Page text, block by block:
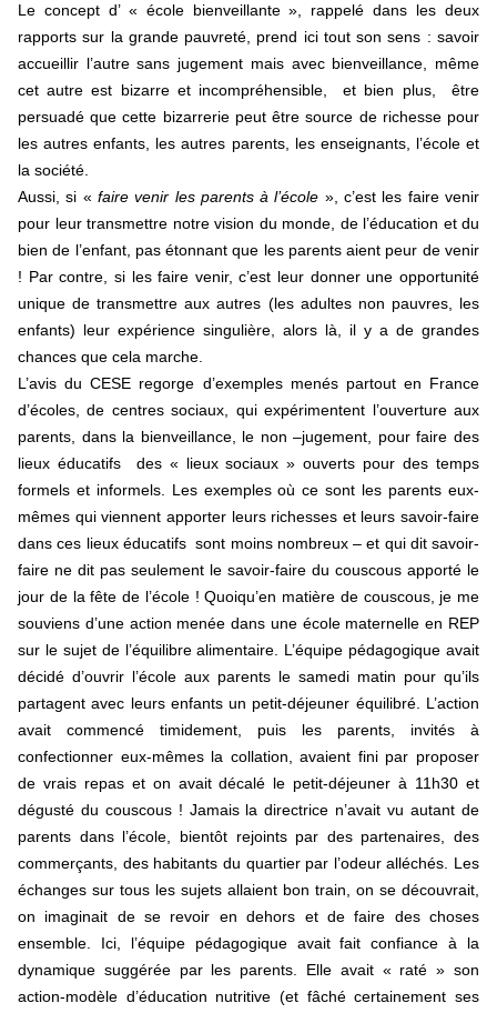
Le concept d’ « école bienveillante », rappelé dans les deux
rapports sur la grande pauvreté, prend ici tout son sens : savoir
accueillir l’autre sans jugement mais avec bienveillance, même
cet autre est bizarre et incompréhensible, et bien plus, être
persuadé que cette bizarrerie peut être source de richesse pour
les autres enfants, les autres parents, les enseignants, l’école et
la société.
Aussi, si « faire venir les parents à l’école », c’est les faire venir
pour leur transmettre notre vision du monde, de l’éducation et du
bien de l’enfant, pas étonnant que les parents aient peur de venir
! Par contre, si les faire venir, c’est leur donner une opportunité
unique de transmettre aux autres (les adultes non pauvres, les
enfants) leur expérience singulière, alors là, il y a de grandes
chances que cela marche.
L’avis du CESE regorge d’exemples menés partout en France
d’écoles, de centres sociaux, qui expérimentent l’ouverture aux
parents, dans la bienveillance, le non –jugement, pour faire des
lieux éducatifs des « lieux sociaux » ouverts pour des temps
formels et informels. Les exemples où ce sont les parents eux-
mêmes qui viennent apporter leurs richesses et leurs savoir-faire
dans ces lieux éducatifs sont moins nombreux – et qui dit savoir-
faire ne dit pas seulement le savoir-faire du couscous apporté le
jour de la fête de l’école ! Quoiqu’en matière de couscous, je me
souviens d’une action menée dans une école maternelle en REP
sur le sujet de l’équilibre alimentaire. L’équipe pédagogique avait
décidé d’ouvrir l’école aux parents le samedi matin pour qu’ils
partagent avec leurs enfants un petit-déjeuner équilibré. L’action
avait commencé timidement, puis les parents, invités à
confectionner eux-mêmes la collation, avaient fini par proposer
de vrais repas et on avait décalé le petit-déjeuner à 11h30 et
dégusté du couscous ! Jamais la directrice n’avait vu autant de
parents dans l’école, bientôt rejoints par des partenaires, des
commerçants, des habitants du quartier par l’odeur alléchés. Les
échanges sur tous les sujets allaient bon train, on se découvrait,
on imaginait de se revoir en dehors et de faire des choses
ensemble. Ici, l’équipe pédagogique avait fait confiance à la
dynamique suggérée par les parents. Elle avait « raté » son
action-modèle d’éducation nutritive (et fâché certainement ses